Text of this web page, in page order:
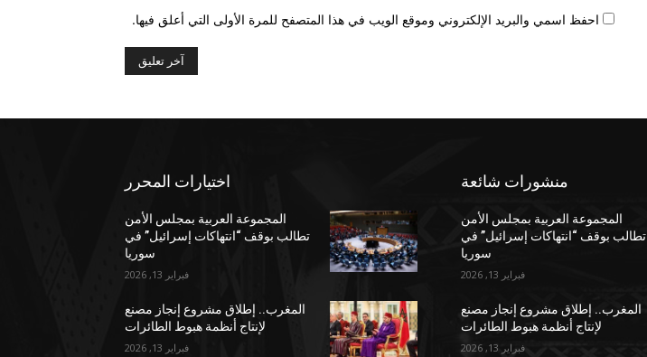
احفظ اسمي والبريد الإلكتروني وموقع الويب في هذا المتصفح للمرة الأولى التي أعلق فيها.
اختيارات المحرر
المجموعة العربية بمجلس الأمن
تطالب بوقف “انتهاكات إسرائيل” في
سوريا
فبراير 13, 2026
المغرب.. إطلاق مشروع إنجاز مصنع
لإنتاج أنظمة هبوط الطائرات
فبراير 13, 2026
منشورات شائعة
المجموعة العربية بمجلس الأمن
تطالب بوقف “انتهاكات إسرائيل” في
سوريا
فبراير 13, 2026
المغرب.. إطلاق مشروع إنجاز مصنع
لإنتاج أنظمة هبوط الطائرات
فبراير 13, 2026